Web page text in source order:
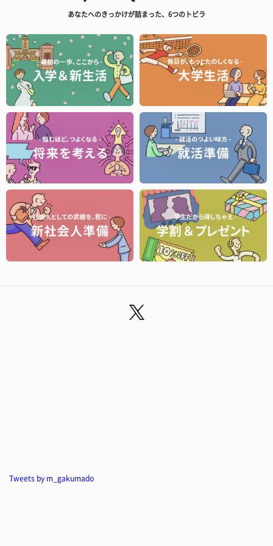
あなたへのきっかけが詰まった、6つのトビラ
Tweets by m_gakumado